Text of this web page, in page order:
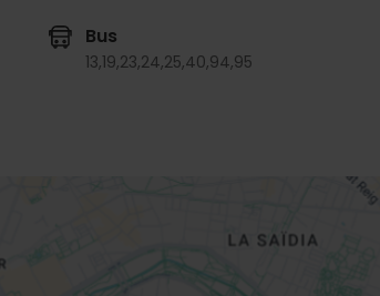
Bus
13,19,23,24,25,40,94,95